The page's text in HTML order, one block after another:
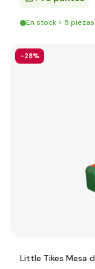
En stock > 5 piezas
-28%
Little Tikes Mesa